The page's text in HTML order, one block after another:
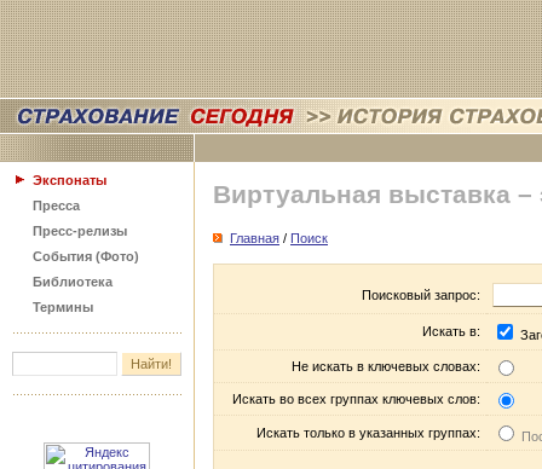
Экспонаты
Пресса
Пресс-релизы
События (Фото)
Библиотека
Термины
Виртуальная выставка –
Главная / Поиск
Поисковый запрос:
Искать в:
Не искать в ключевых словах:
Искать во всех группах ключевых слов:
Искать только в указанных группах: